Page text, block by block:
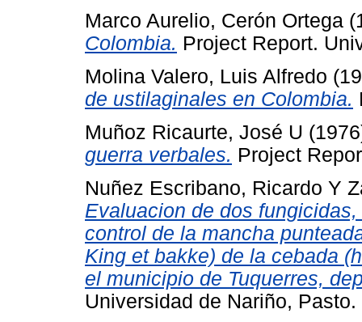
Marco Aurelio, Cerón Ortega
Colombia. Project Report.
Molina Valero, Luis Alfredo
de ustilaginales en Colombia.
Muñoz Ricaurte, José U
guerra verbales. Project
Nuñez Escribano, Ricardo Y
Evaluacion de dos
control de la mancha
King et bakke) de la cebada
el municipio de Tuquerres,
Universidad de Nariño, Pasto.